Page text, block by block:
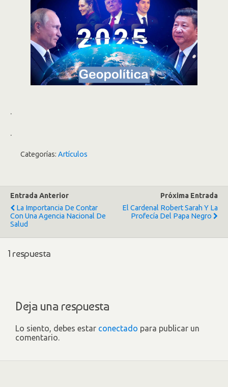
.
.
Categorías: Artículos
Entrada Anterior
La Importancia De Contar
Con Una Agencia Nacional De
Salud
Próxima Entrada
El Cardenal Robert Sarah Y La
Profecía Del Papa Negro
1 respuesta
Deja una respuesta
Lo siento, debes estar conectado para publicar un
comentario.